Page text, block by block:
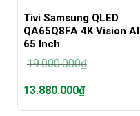
Tivi Samsung QLED
QA65Q8FA 4K Vision AI
65 Inch
19.000.000₫
Giá
gốc
là:
13.880.000₫
Giá